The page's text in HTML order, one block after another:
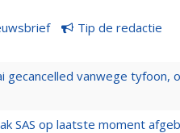
Tip de redactie
gecancelled vanwege tyfoon,
SAS op laatste moment